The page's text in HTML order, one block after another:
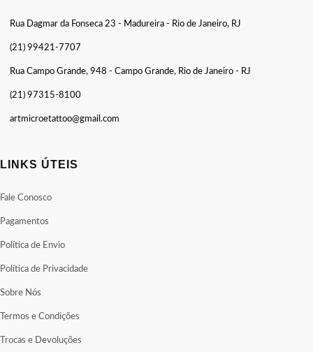
Rua Dagmar da Fonseca 23 - Madureira - Rio de Janeiro, RJ
(21) 99421-7707
Rua Campo Grande, 948 - Campo Grande, Rio de Janeiro - RJ
(21) 97315-8100
artmicroetattoo@gmail.com
LINKS ÚTEIS
Fale Conosco
Pagamentos
Política de Envio
Política de Privacidade
Sobre Nós
Termos e Condições
Trocas e Devoluções